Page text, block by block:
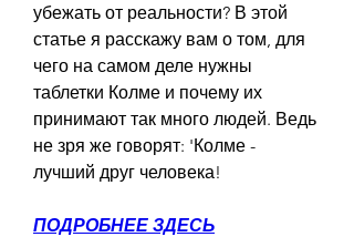
убежать от реальности? В этой
статье я расскажу вам о том, для
чего на самом деле нужны
таблетки Колме и почему их
принимают так много людей. Ведь
не зря же говорят: 'Колме -
лучший друг человека!
ПОДРОБНЕЕ ЗДЕСЬ